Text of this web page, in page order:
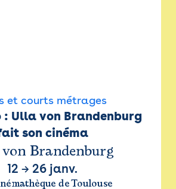
et courts métrages
: Ulla von Brandenburg
son cinéma
Brandenburg
12 → 26 janv.
de Toulouse